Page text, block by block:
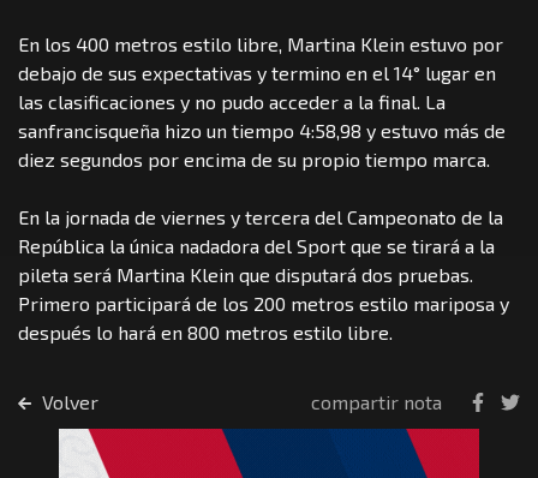
En los 400 metros estilo libre, Martina Klein estuvo por
debajo de sus expectativas y termino en el 14° lugar en
las clasificaciones y no pudo acceder a la final. La
sanfrancisqueña hizo un tiempo 4:58,98 y estuvo más de
diez segundos por encima de su propio tiempo marca.
En la jornada de viernes y tercera del Campeonato de la
República la única nadadora del Sport que se tirará a la
pileta será Martina Klein que disputará dos pruebas.
Primero participará de los 200 metros estilo mariposa y
después lo hará en 800 metros estilo libre.
Volver compartir nota